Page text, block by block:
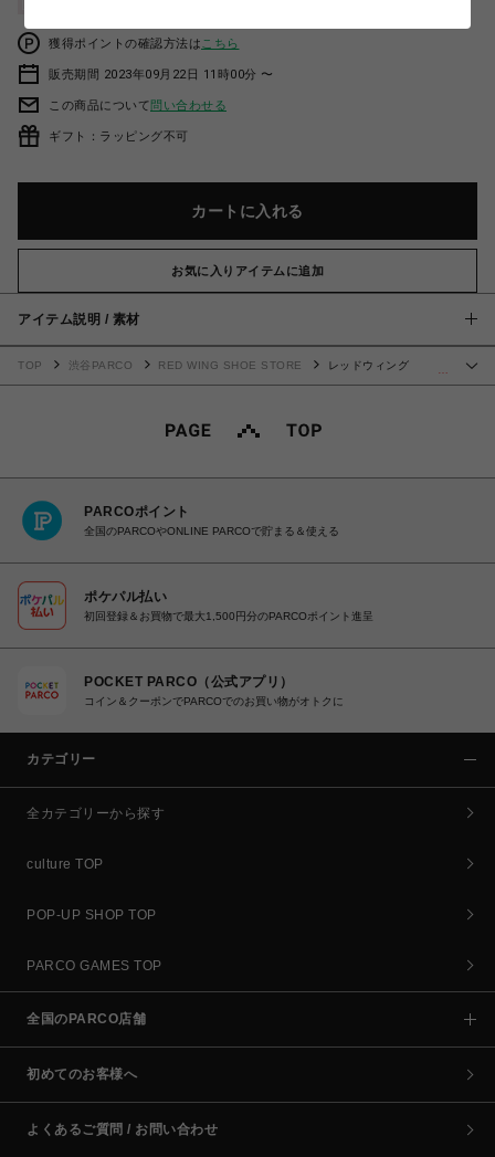
獲得ポイントの確認方法は こちら
販売期間 2023年09月22日 11時00分 〜
この商品について問い合わせる
ギフト：ラッピング不可
カートに入れる
お気に入りアイテムに追加
アイテム説明 / 素材
TOP 渋谷PARCO RED WING SHOE STORE
レッドウィング
PARCOポイント
全国のPARCOやONLINE PARCOで貯まる＆使える
ポケパル払い
初回登録＆お買物で最大1,500円分のPARCOポイント進呈
POCKET PARCO（公式アプリ）
コイン＆クーポンでPARCOでのお買い物がオトクに
カテゴリー
全カテゴリーから探す
culture TOP
POP-UP SHOP TOP
PARCO GAMES TOP
全国のPARCO店舗
初めてのお客様へ
よくあるご質問 / お問い合わせ